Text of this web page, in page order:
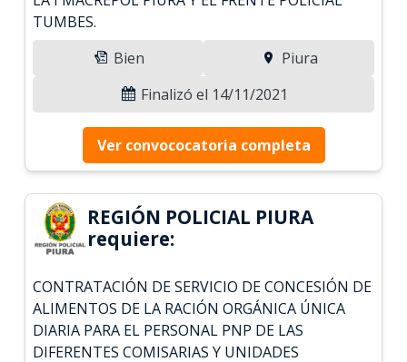
TUMBES.
Bien
Piura
Finalizó el 14/11/2021
Ver convococatoria completa
REGIÓN POLICIAL PIURA
requiere:
CONTRATACIÓN DE SERVICIO DE CONCESIÓN DE
ALIMENTOS DE LA RACIÓN ORGÁNICA ÚNICA
DIARIA PARA EL PERSONAL PNP DE LAS
DIFERENTES COMISARIAS Y UNIDADES